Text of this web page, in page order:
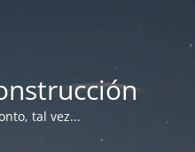
tal vez...